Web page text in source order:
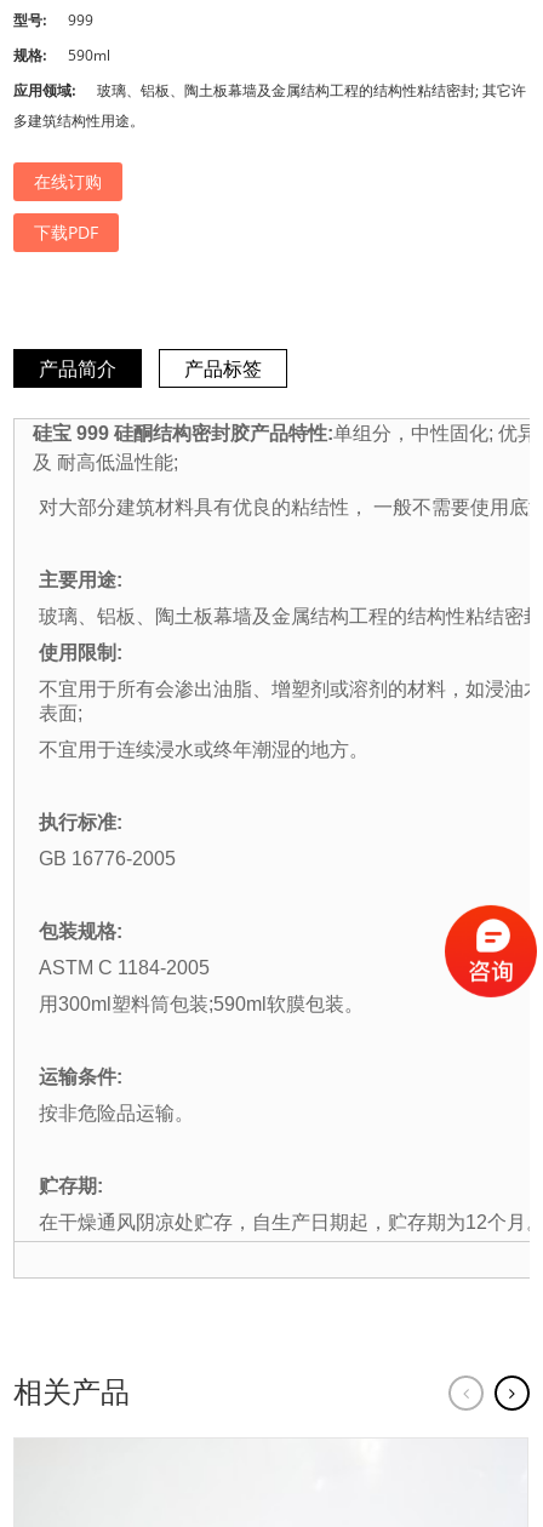
型号:
999
规格:
590ml
应用领域:
玻璃、铝板、陶土板幕墙及金属结构工程的结构性粘结密封; 其它许
多建筑结构性用途。
在线订购
下载PDF
产品简介 产品标签
硅宝 999 硅酮结构密封胶产品特性:单组分，中性固化; 优异
及 耐高低温性能;
对大部分建筑材料具有优良的粘结性， 一般不需要使用底
主要用途:
玻璃、铝板、陶土板幕墙及金属结构工程的结构性粘结密
使用限制:
不宜用于所有会渗出油脂、增塑剂或溶剂的材料，如浸油
表面;
不宜用于连续浸水或终年潮湿的地方。
执行标准:
GB 16776-2005
包装规格:
ASTM C 1184-2005
用300ml塑料筒包装;590ml软膜包装。
运输条件:
按非危险品运输。
贮存期:
在干燥通风阴凉处贮存，自生产日期起，贮存期为12个月
相关产品